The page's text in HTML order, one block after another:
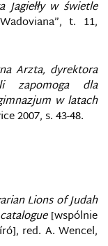
Jagiełły w świetle
t. 11,
Arzta, dyrektora
zapomoga dla
w latach
2007, s. 43-48.
Lions of Judah
[wspólnie
red. A. Wencel,